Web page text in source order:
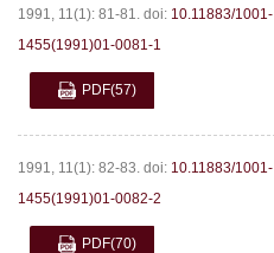
1991, 11(1): 81-81. doi: 10.11883/1001-
1455(1991)01-0081-1
PDF(57)
1991, 11(1): 82-83. doi: 10.11883/1001-
1455(1991)01-0082-2
PDF(70)